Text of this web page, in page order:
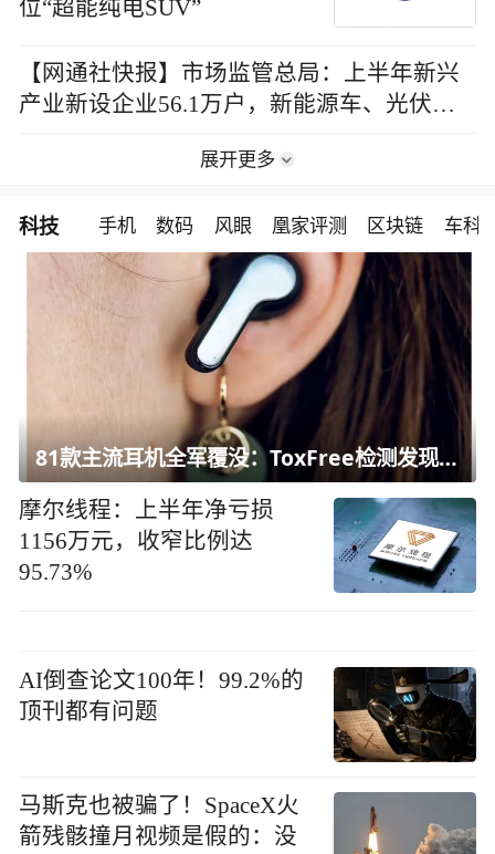
位“超能纯电SUV”
【网通社快报】市场监管总局：上半年新兴
产业新设企业56.1万户，新能源车、光伏等
展开更多
科技 手机 数码 风眼 凰家评测 区块链 车科
81款主流耳机全军覆没：ToxFree检测发现均含对人体有害化学物质
摩尔线程：上半年净亏损
1156万元，收窄比例达
95.73%
AI倒查论文100年！99.2%的
顶刊都有问题
马斯克也被骗了！SpaceX火
箭残骸撞月视频是假的：没